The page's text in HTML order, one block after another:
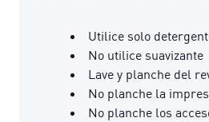
Utilice solo
No utilice suavizante
Lave y planche del
No planche la
No planche los